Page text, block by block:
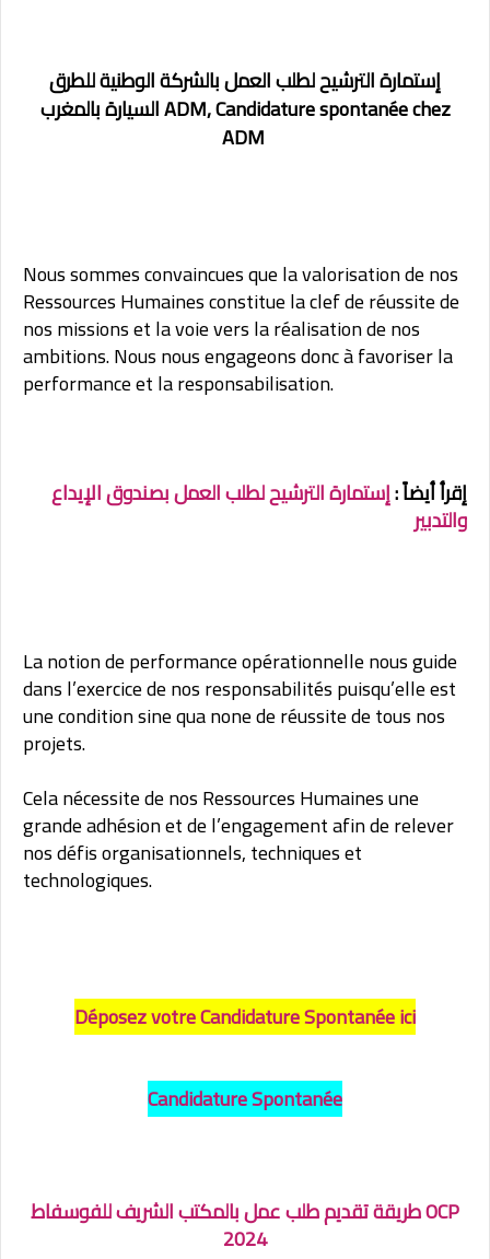
إستمارة الترشيح لطلب العمل بالشركة الوطنية للطرق
السيارة بالمغرب ADM,Candidature spontanée chez
ADM
Nous sommes convaincues que la valorisation de nos
Ressources Humaines constitue la clef de réussite de
nos missions et la voie vers la réalisation de nos
ambitions. Nous nous engageons donc à favoriser la
performance et la responsabilisation.
إقرأ أيضاً :إستمارة الترشيح لطلب العمل بصندوق الإيداع
والتدبير
La notion de performance opérationnelle nous guide
dans l’exercice de nos responsabilités puisqu’elle est
une condition sine qua none de réussite de tous nos
projets.
Cela nécessite de nos Ressources Humaines une
grande adhésion et de l’engagement afin de relever
nos défis organisationnels, techniques et
technologiques.
Déposez votre Candidature Spontanée ici
Candidature Spontanée
OCP طريقة تقديم طلب عمل بالمكتب الشريف للفوسفاط
2024